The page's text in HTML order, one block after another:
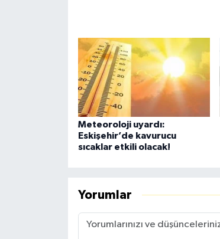
Meteoroloji uyardı:
Eskişehir’de kavurucu
sıcaklar etkili olacak!
Yorumlar